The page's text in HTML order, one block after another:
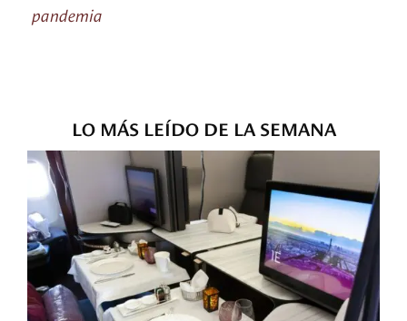
pandemia
LO MÁS LEÍDO DE LA SEMANA